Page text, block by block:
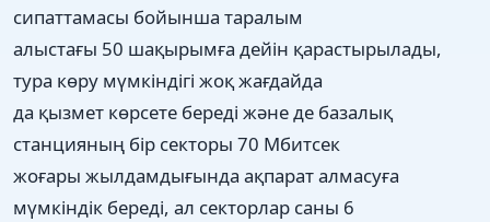
сипаттамасы бойынша таралым
алыстағы 50 шақырымға дейін қарастырылады,
тура көру мүмкіндігі жоқ жағдайда
да қызмет көрсете береді және де базалық
станцияның бір секторы 70 Мбитсек
жоғары жылдамдығында ақпарат алмасуға
мүмкіндік береді, ал секторлар саны 6